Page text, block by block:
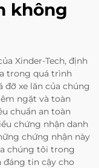
không
Xinder-Tech, định
trong quá trình
đỡ xe lăn của chúng
ngặt và toàn
chuẩn an toàn
chứng nhận danh
chứng nhận này
chúng tôi trong
đáng tin cậy cho